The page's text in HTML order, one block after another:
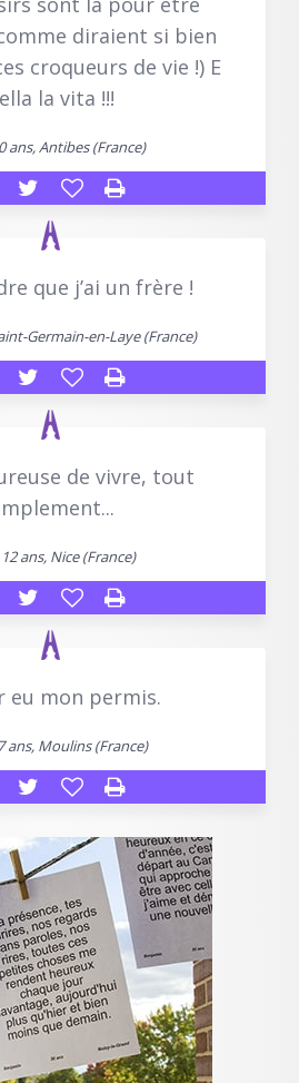
diraient si bien
croqueurs de vie !) E
la vita !!!
ans, Antibes (France)
que j’ai un frère !
Germain-en-Laye (France)
de vivre, tout
ans, Nice (France)
eu mon permis.
ans, Moulins (France)